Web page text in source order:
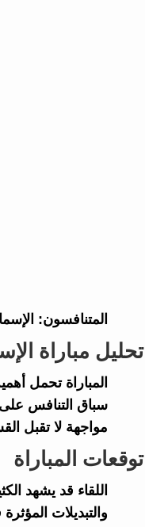
المتنافسون:
تحليل مباراة
المباراة تحمل
سباق التنافس
مواجهة لا تقبل
توقعات المباراة
اللقاء قد يشهد
والتبديلات